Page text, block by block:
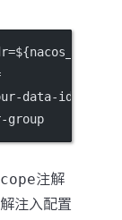
data-id
group
注解
注入配置